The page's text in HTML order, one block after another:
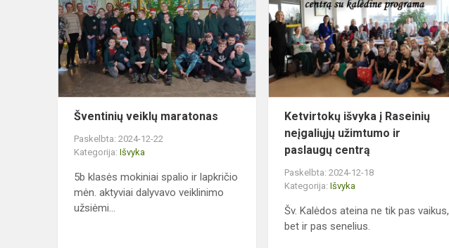
maratonas
Šventinių veiklų maratonas
Paskelbta: 2024-12-22
Kategorija: Išvyka
5b klasės mokiniai spalio ir lapkričio
mėn. aktyviai dalyvavo veiklinimo
užsiėmi...
Ketvirtokų išvyka į Raseinių
neįgaliųjų užimtumo ir
paslaugų centrą
Paskelbta: 2024-12-18
Kategorija:Išvyka
Šv. Kalėdos ateina ne tik pas vaikus,
bet ir pas senelius.